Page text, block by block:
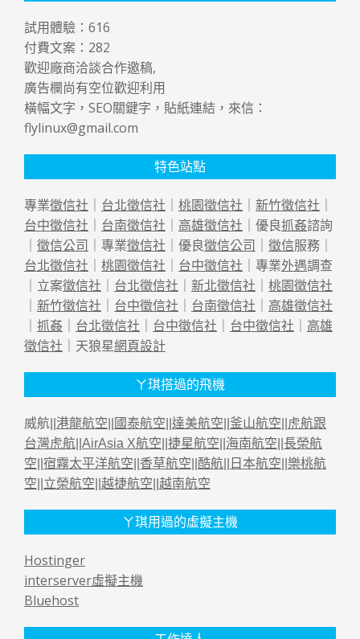
試用體驗： 616
付費文案： 282
歡迎廠商洽談合作邀稿,
廣告欄尚有空位歡迎利用
橫幅文字，SEO關鍵字，貼紙連結，來信：
flylinux@gmail.com
特色站點
專業徵信社 台北徵信社 桃園徵信社 新竹徵信社
台中徵信社
台南徵信社 高雄徵信社 ｜優良抓姦諮詢
徵信公司 ｜專業徵信社 ｜優良徵信公司 徵信服務｜
台北徵信社
桃園徵信社 台中徵信社 ｜專業外遇調查
｜立案徵信社 台北徵信社 新北徵信社
桃園徵信社
新竹徵信社 台中徵信社 台南徵信社
高雄徵信社
抓姦 台北徵信社 台中徵信社 台中徵信社
高雄
徵信社 ｜天狼星網頁設計
ㄚ琪搭過的飛機
威航|| 港龍航空 國泰航空 達美航空 釜山航空
虎航跟
台灣虎航 AirAsia X航空 捷星航空 海南航空 長榮航
空 宿霧太平洋航空 香草航空 酷航 日本航空 樂桃航
空 立榮航空 越捷航空 越南航空
ㄚ琪用過的虛擬主機
Hostinger
interserver虛擬主機
Bluehost